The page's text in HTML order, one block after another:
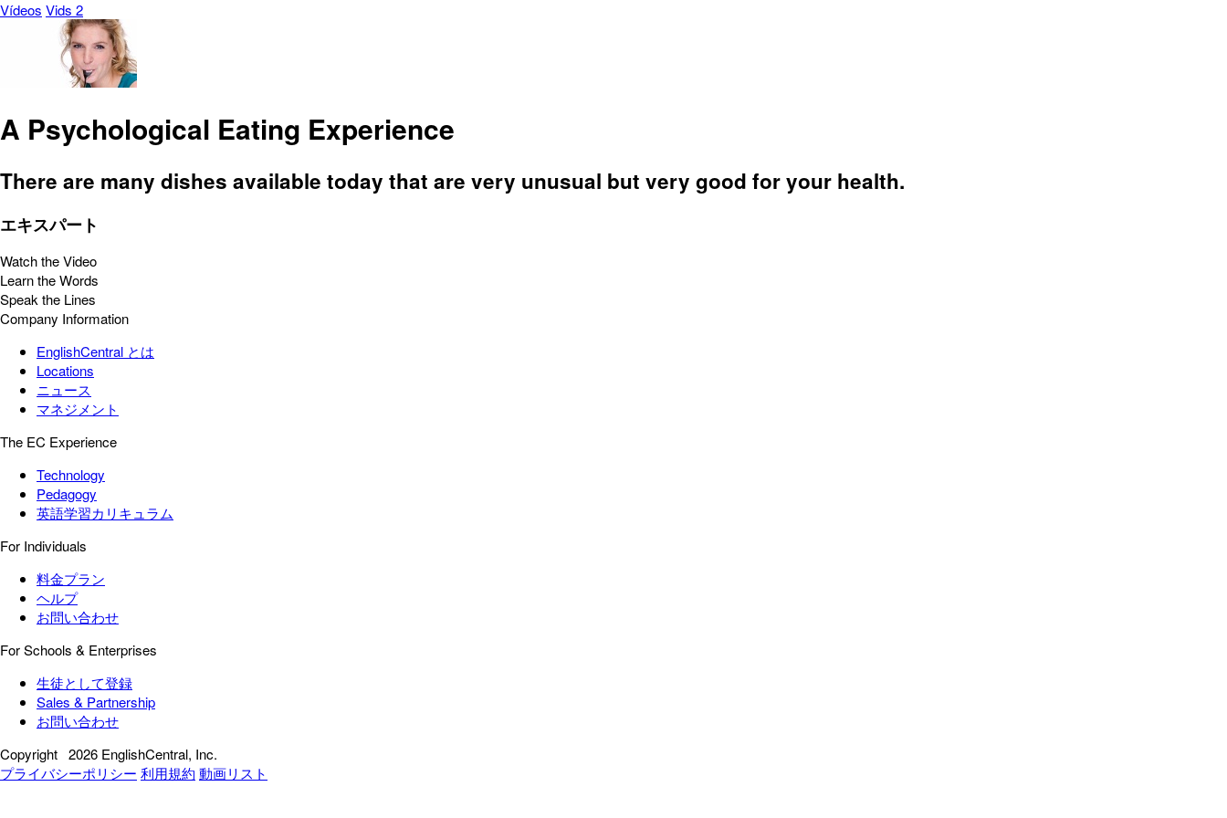
Vídeos Vids 2
A Psychological Eating Experience
There are many dishes available today that are very unusual but very good for your health.
エキスパート
Watch the Video
Learn the Words
Speak the Lines
Company Information
EnglishCentral とは
Locations
ニュース
マネジメント
The EC Experience
Technology
Pedagogy
英語学習カリキュラム
For Individuals
料金プラン
ヘルプ
お問い合わせ
For Schools & Enterprises
生徒として登録
Sales & Partnership
お問い合わせ
Copyright 2026 EnglishCentral, Inc.
プライバシーポリシー 利用規約 動画リスト